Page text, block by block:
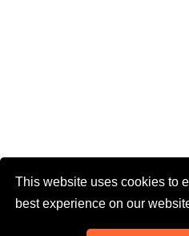
This website uses cookies to
best experience on our